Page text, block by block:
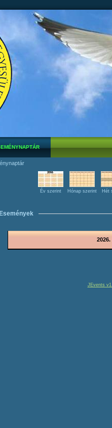
Év szerint Hónap szerint Hét
Események
JEvents